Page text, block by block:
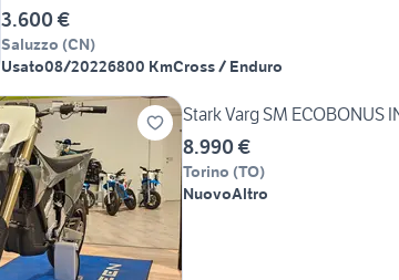
3.600 €
Saluzzo (CN)
Usato08/20226800 KmCross / Enduro
Stark Varg SM ECOBONUS
8.990 €
Torino (TO)
NuovoAltro